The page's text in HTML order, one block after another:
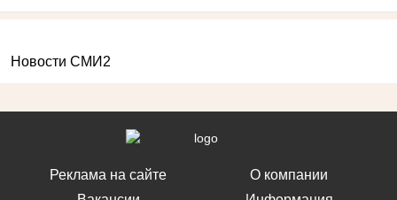
Новости СМИ2
Реклама на сайте
О компании